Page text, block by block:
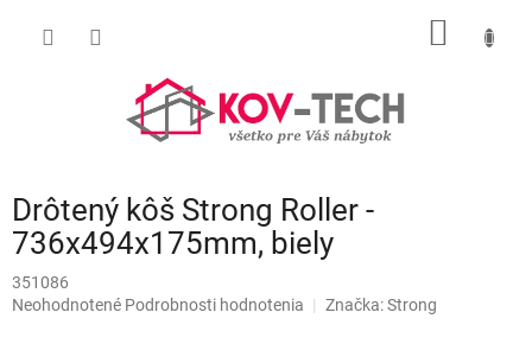
Drôtený kôš Strong Roller -
736x494x175mm, biely
351086
Priemerné
Neohodnotené Podrobnosti hodnotenia Značka:Strong